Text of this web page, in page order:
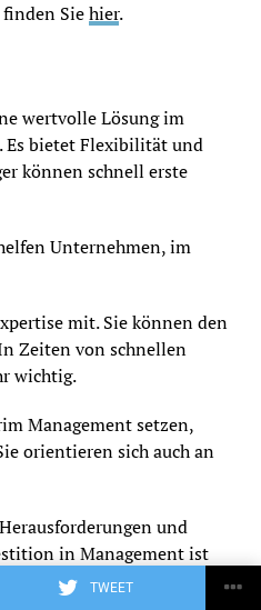
TWEET
Siehier.
wertvolle Lösung im
Es bietet Flexibilität und
können schnell erste
Unternehmen, im
mit. Sie können den
Zeiten von schnellen
wichtig.
Management setzen,
orientieren sich auch an
und
in Management ist
für langfristigen